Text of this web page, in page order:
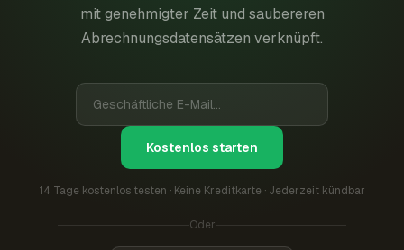
mit genehmigter Zeit und saubereren
Abrechnungsdatensätzen verknüpft.
Kostenlos starten
14 Tage kostenlos testen · Keine Kreditkarte · Jederzeit kündbar
Oder